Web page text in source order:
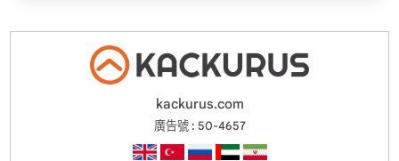
kackurus.com
廣告號 : 50-4657